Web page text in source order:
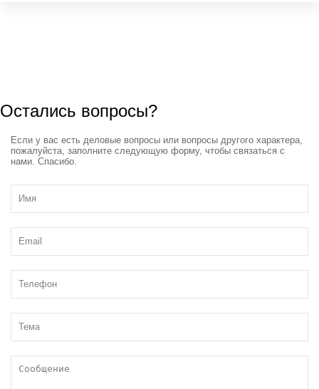
Остались вопросы?
Если у вас есть деловые вопросы или вопросы другого характера,
пожалуйста, заполните следующую форму, чтобы связаться с
нами. Спасибо.